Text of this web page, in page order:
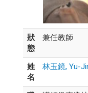
狀
態
兼任教師
姓
名
林玉鏡, Yu-